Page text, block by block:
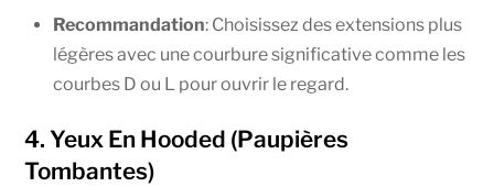
Recommandation: Choisissez des extensions plus
légères avec une courbure significative comme les
courbes D ou L pour ouvrir le regard.
4. Yeux En Hooded (Paupières
Tombantes)